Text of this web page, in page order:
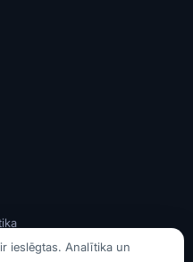
ieslēgtas. Analītika un